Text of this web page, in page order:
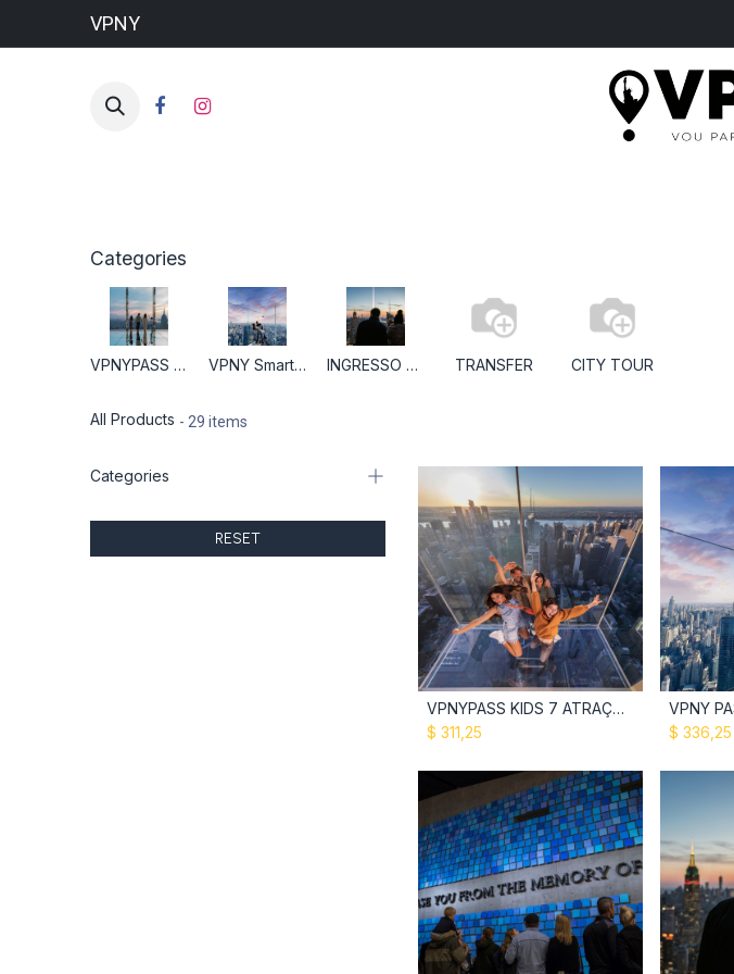
VPNY
Categories
VPNYPASS PLUS VPNY SmartPass INGRESSO ATRAÇÃO TRANSFER CITY TOUR
All Products - 29 items
Categories
RESET
Add to Cart
VPNYPASS KIDS 7 ATRAÇÕES
$ 311,25
$ 336,25